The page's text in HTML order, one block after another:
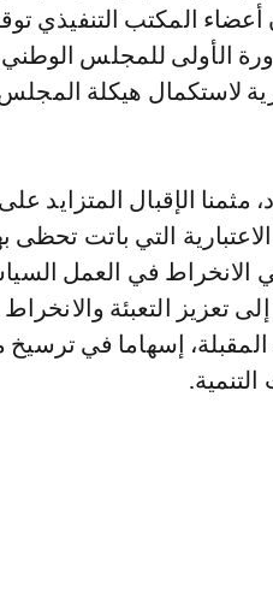
المكتب التنفيذي
الأولى للمجلس
لاستكمال هيكلة
الإقبال المتزايد
التي باتت تحظى
الانخراط في العمل
تعزيز التعبئة
إسهاما في